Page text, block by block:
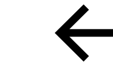
Åpningstider
Praktisk informasjon